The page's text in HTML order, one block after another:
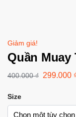
Giảm giá!
Quần
400.000₫ 299.000
Size